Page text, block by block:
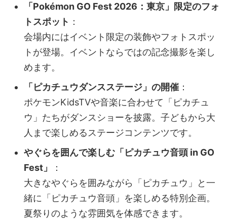
「Pokémon GO Fest 2026：東京」限定のフォ
トスポット ：
会場内にはイベント限定の装飾やフォトスポッ
トが登場。イベントならではの記念撮影を楽し
めます。
「ピカチュウダンスステージ」の開催 ：
ポケモンKidsTVや音楽に合わせて「ピカチュ
ウ」たちがダンスショーを披露。子どもから大
人まで楽しめるステージコンテンツです。
やぐらを囲んで楽しむ「ピカチュウ音頭 in GO
Fest」
：
大きなやぐらを囲みながら「ピカチュウ」と一
緒に「ピカチュウ音頭」を楽しめる特別企画。
夏祭りのような雰囲気を体感できます。